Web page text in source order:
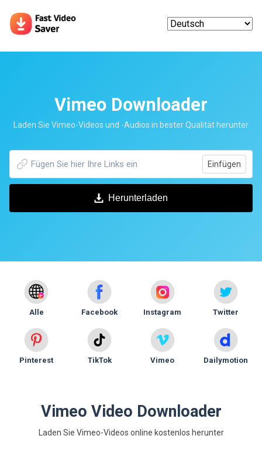
Vimeo Downloader
Laden Sie Vimeo-Videos und -Audios in bester Qualität herunter
Einfügen
Herunterladen
Alle Facebook Instagram Twitter
Pinterest TikTok Vimeo Dailymotion
Vimeo Video Downloader
Laden Sie Vimeo-Videos online kostenlos herunter